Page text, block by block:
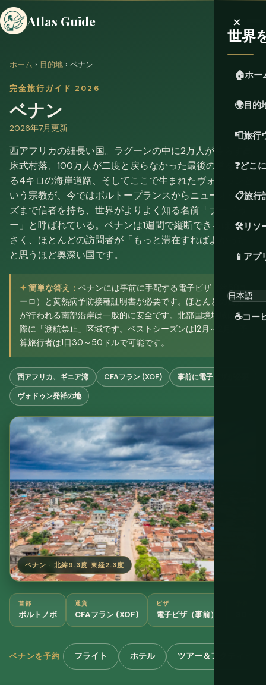
Atlas Guide ×
世界
🏠ホー
🌍目的
📮旅行
❓どこ
📋旅行
🛠️リソ
📱 アプ
☕コー
ホーム › 目的地 › ベナン
完全旅行ガイド 2026
ベナン
2026年7月更新
西アフリカの細長い国。ラグーンの中に2万人が暮らす高
床式村落、100万人が二度と戻らなかった最後の道をたど
る4キロの海岸道路、そしてここで生まれたヴォドゥンと
いう宗教が、今ではポルトープランスからニューオーリン
ズまで信者を持ち、世界がよりよく知る名前「ブードゥ
ー」と呼ばれている。ベナンは1週間で縦断できるほど小
さく、ほとんどの訪問者が「もっと滞在すればよかった」
と思うほど奥深い国です。
簡単な答え： ベナンには事前に手配する電子ビザ（約50ユ
ーロ）と黄熱病予防接種証明書が必要です。ほとんどの観光
が行われる南部沿岸は一般的に安全です。北部国境地域は実
際に「渡航禁止」区域です。ベストシーズンは12月～2月。予
算旅行者は1日30～50ドルで可能です。
西アフリカ、ギニア湾 CFAフラン (XOF)
事前に電子ビザが必要
ヴォドゥン発祥の地
ベナン · 北緯9.3度 東経2.3度
首都
ポルトノボ
通貨
CFAフラン (XOF)
ビザ
電子ビザ（事前）
ベナンを予約 フライト ホテル ツアー＆アクティビテ